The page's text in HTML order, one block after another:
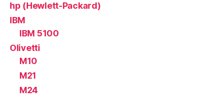
hp (Hewlett-Packard)
IBM
IBM 5100
Olivetti
M10
M21
M24